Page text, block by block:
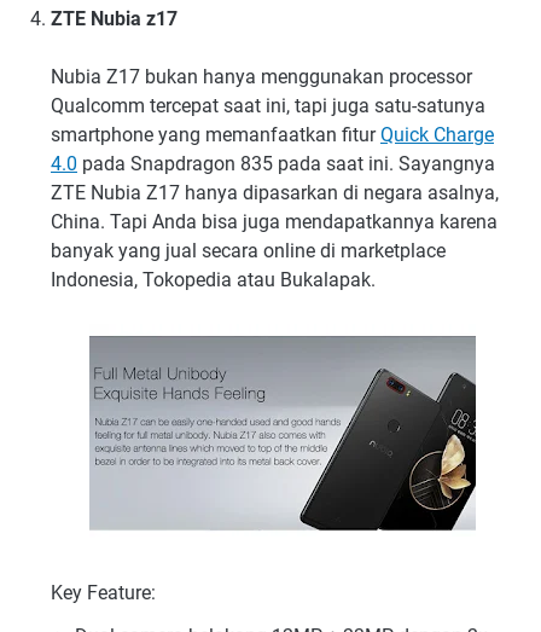
ZTE Nubia z17
Nubia Z17 bukan hanya menggunakan processor
Qualcomm tercepat saat ini, tapi juga satu-satunya
smartphone yang memanfaatkan fiturQuick Charge
4.0 pada Snapdragon 835 pada saat ini. Sayangnya
ZTE Nubia Z17 hanya dipasarkan di negara asalnya,
China. Tapi Anda bisa juga mendapatkannya karena
banyak yang jual secara online di marketplace
Indonesia, Tokopedia atau Bukalapak.
Key Feature: